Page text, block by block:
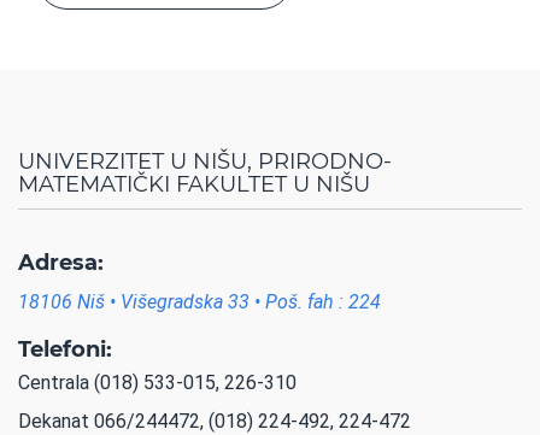
UNIVERZITET U NIŠU, PRIRODNO-
MATEMATIČKI FAKULTET U NIŠU
Adresa:
18106 Niš • Višegradska 33 • Poš. fah : 224
Telefoni:
Centrala (018) 533-015, 226-310
Dekanat 066/244472, (018) 224-492, 224-472